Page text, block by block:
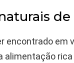
encontrado em
alimentação